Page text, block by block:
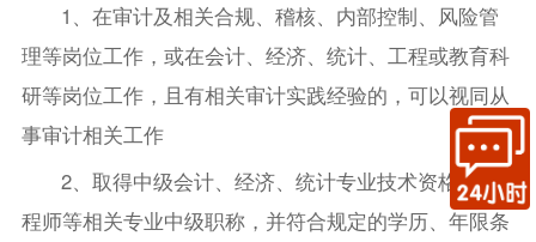
1、在审计及相关合规、稽核、内部控制、风险管
理等岗位工作，或在会计、经济、统计、工程或教育科
研等岗位工作，且有相关审计实践经验的，可以视同从
事审计相关工作
2、取得中级会计、经济、统计专业技术资格或工
程师等相关专业中级职称，并符合规定的学历、年限条